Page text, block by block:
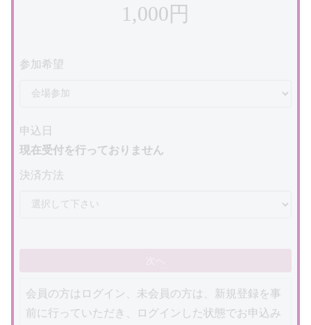
1,000円
参加希望
申込日
現在受付を行っておりません
決済方法
会員の方はログイン、未会員の方は、新規登録を事
前に行っていただき、ログインした状態でお申込み